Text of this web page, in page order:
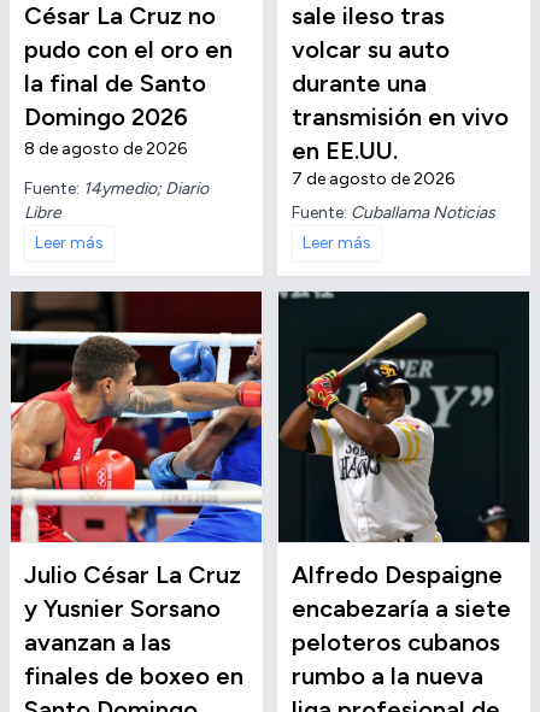
César La Cruz no
pudo con el oro en
la final de Santo
Domingo 2026
8 de agosto de 2026
Fuente: 14ymedio; Diario
Libre
Leer más
sale ileso tras
volcar su auto
durante una
transmisión en vivo
en EE.UU.
7 de agosto de 2026
Fuente: Cuballama Noticias
Leer más
Julio César La Cruz
y Yusnier Sorsano
avanzan a las
finales de boxeo en
Alfredo Despaigne
encabezaría a siete
peloteros cubanos
rumbo a la nueva